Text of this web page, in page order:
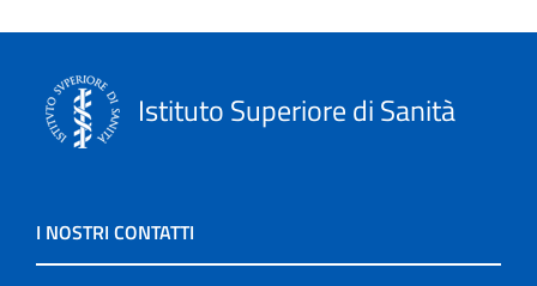
Istituto Superiore di Sanità
I NOSTRI CONTATTI